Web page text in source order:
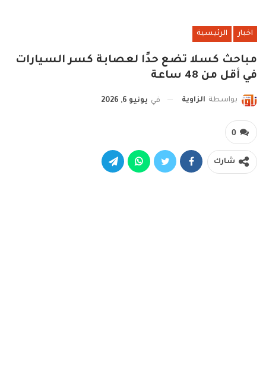
اخبار الرئيسية
مباحث كسلا تضع حدًا لعصابة كسر السيارات
في أقل من 48 ساعة
بواسطة الزاوية في يونيو 6, 2026
0
شارك